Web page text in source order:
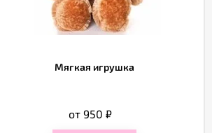
Мягкая игрушка
от 950 ₽